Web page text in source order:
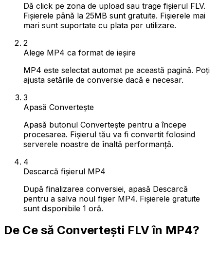
Dă click pe zona de upload sau trage fișierul FLV.
Fișierele până la 25MB sunt gratuite. Fișierele mai
mari sunt suportate cu plata per utilizare.
2
Alege MP4 ca format de ieșire
MP4 este selectat automat pe această pagină. Poți
ajusta setările de conversie dacă e necesar.
3
Apasă Convertește
Apasă butonul Convertește pentru a începe
procesarea. Fișierul tău va fi convertit folosind
serverele noastre de înaltă performanță.
4
Descarcă fișierul MP4
După finalizarea conversiei, apasă Descarcă
pentru a salva noul fișier MP4. Fișierele gratuite
sunt disponibile 1 oră.
De Ce să Convertești FLV în MP4?